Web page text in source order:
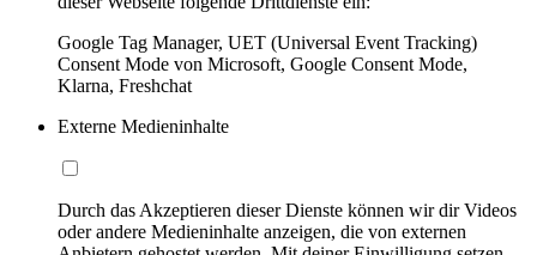
Google Tag Manager, UET (Universal Event Tracking)
Consent Mode von Microsoft, Google Consent Mode,
Klarna, Freshchat
Externe Medieninhalte
Durch das Akzeptieren dieser Dienste können wir dir Videos
oder andere Medieninhalte anzeigen, die von externen